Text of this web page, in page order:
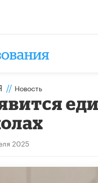
// Новость
2025